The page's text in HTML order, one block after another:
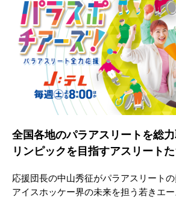
全国各地のパラアスリートを総
リンピックを目指すアスリートた
応援団長の中山秀征がパラアスリートの
アイスホッケー界の未来を担う若きエ